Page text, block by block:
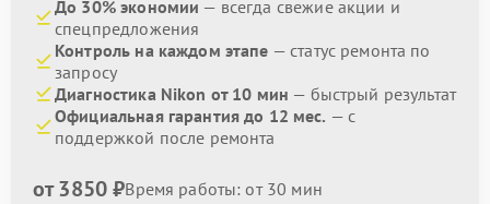
До 30% экономии — всегда свежие акции и
спецпредложения
Контроль на каждом этапе — статус ремонта по
запросу
Диагностика Nikon от 10 мин — быстрый результат
Официальная гарантия до 12 мес. — с
поддержкой после ремонта
от 3850 ₽Время работы: от 30 мин